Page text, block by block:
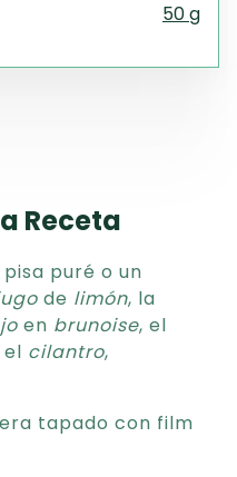
50 g
Receta
puré o un
de limón, la
en brunoise, el
cilantro,
tapado con film